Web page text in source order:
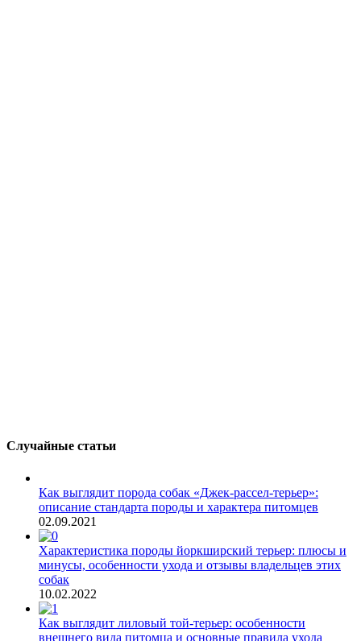
Случайные статьи
Как выглядит порода собак «Джек-рассел-терьер»:
описание стандарта породы и характера питомцев
02.09.2021
Характеристика породы йоркширский терьер: плюсы и
минусы, особенности ухода и отзывы владельцев этих
собак
10.02.2022
Как выглядит лиловый той-терьер: особенности
внешнего вида питомца и основные правила ухода